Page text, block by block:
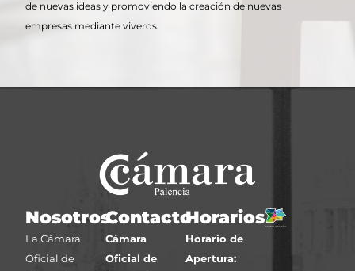
de nuevas ideas y promoviendo la creación de nuevas
empresas mediante viveros.
Nosotros
La Cámara
Oficial de
Contacto
Cámara
Oficial de
Horarios
Horario de
Apertura: